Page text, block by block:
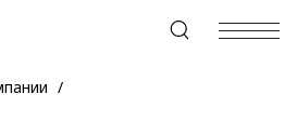
+7 (495) 967-80-80
/